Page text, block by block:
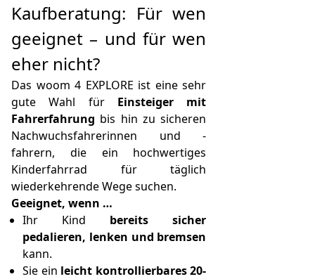
Kaufberatung: Für wen
geeignet – und für wen
eher nicht?
Das woom 4 EXPLORE ist eine sehr
gute Wahl für Einsteiger mit
Fahrerfahrung bis hin zu sicheren
Nachwuchsfahrerinnen und -
fahrern, die ein hochwertiges
Kinderfahrrad für täglich
wiederkehrende Wege suchen.
Geeignet, wenn …
Ihr Kind bereits sicher
pedalieren, lenken und bremsen
kann.
Sie ein leicht kontrollierbares 20-